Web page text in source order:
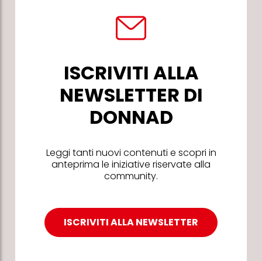
ISCRIVITI ALLA
NEWSLETTER DI
DONNAD
Leggi tanti nuovi contenuti e scopri in
anteprima le iniziative riservate alla
community.
ISCRIVITI ALLA NEWSLETTER